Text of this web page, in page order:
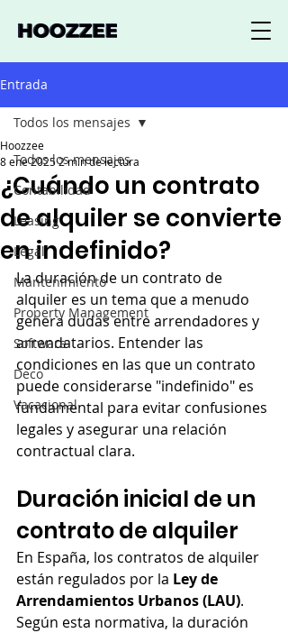
Entrada
Todos los mensajes
Contabilidad
Leasing
Legal
Mantenimiento
Property Management
Software
Deco
Vacacional
Todos los mensajes
¿Cuándo un contrato
de alquiler se convierte
en indefinido?
Hoozzee
8 ene 20252 min de lectura
La duración de un contrato de
alquiler es un tema que a menudo
genera dudas entre arrendadores y
arrendatarios. Entender las
condiciones en las que un contrato
puede considerarse "indefinido" es
fundamental para evitar confusiones
legales y asegurar una relación
contractual clara.
Duración inicial de un
contrato de alquiler
En España, los contratos de alquiler
están regulados por la Ley de
Arrendamientos Urbanos (LAU).
Según esta normativa, la duración